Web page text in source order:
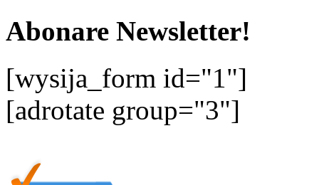
Abonare Newsletter!
[wysija_form id="1"]
[adrotate group="3"]